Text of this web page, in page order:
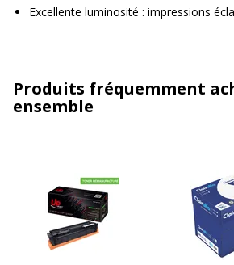
Excellente luminosité : impressions
Produits fréquemment
ensemble